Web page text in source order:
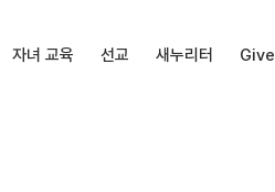
자녀 교육 선교 새누리터 Give